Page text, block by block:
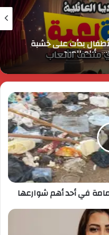
بدأت على خشبة
أيام العيد
في أحد أهم شوارعها